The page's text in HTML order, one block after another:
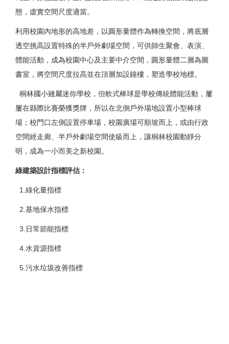
態，虛實空間尺度適當。
利用校園內地形的高地差，以圓形量體作為轉換空間，將底層
透空挑高設置特殊的半戶外劇場空間，可供師生聚會、表演、
體能活動，成為校園中心及主要中介空間，圓形量體二層為圖
書室，將空間尺度拉高並在頂層加設鐘樓，塑造學校地標。
桐林國小雖屬迷你學校，但軟式棒球是學校傳統體能活動，屢
屢在縣際比賽榮獲獎牌，所以在北側戶外場地設置小型棒球
場；校門口左側設置停車場，校園廣場可順坡而上，或由行政
空間經走廊、半戶外劇場空間使級而上，讓桐林校園動靜分
明，成為一小而美之新校園。
綠建築設計指標評估 ：
1.綠化量指標
2.基地保水指標
3.日常節能指標
4.水資源指標
5.污水垃圾改善指標